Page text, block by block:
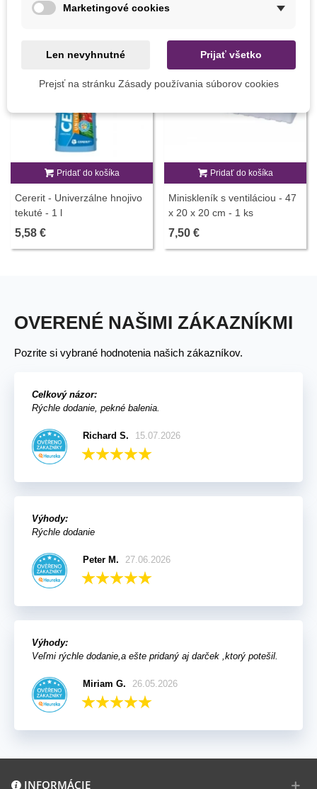
Pridať do košíka
Cererit - Univerzálne hnojivo
tekuté - 1 l
5,58 €
Pridať do košíka
Miniskleník s ventiláciou - 47
x 20 x 20 cm - 1 ks
7,50 €
OVERENÉ NAŠIMI ZÁKAZNÍKMI
Pozrite si vybrané hodnotenia našich zákazníkov.
Celkový názor:
Rýchle dodanie, pekné balenia.
Richard S. 15.07.2026
Výhody:
Rýchle dodanie
Peter M. 27.06.2026
Výhody:
Veľmi rýchle dodanie,a ešte pridaný aj darček ,ktorý potešil.
Miriam G. 26.05.2026
INFORMÁCIE
Marketingové cookies
Len nevyhnutné Prijať všetko
Prejsť na stránku Zásady používania súborov cookies